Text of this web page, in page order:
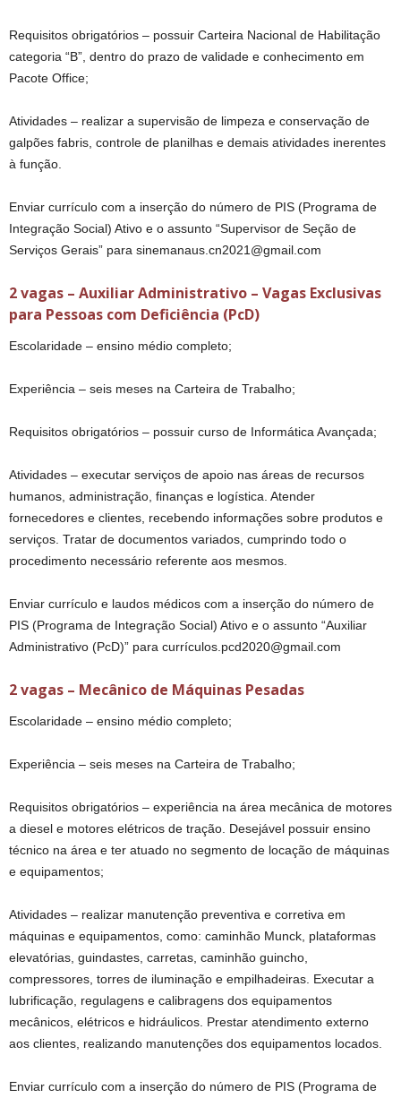
Requisitos obrigatórios – possuir Carteira Nacional de Habilitação
categoria “B”, dentro do prazo de validade e conhecimento em
Pacote Office;
Atividades – realizar a supervisão de limpeza e conservação de
galpões fabris, controle de planilhas e demais atividades inerentes
à função.
Enviar currículo com a inserção do número de PIS (Programa de
Integração Social) Ativo e o assunto “Supervisor de Seção de
Serviços Gerais” para sinemanaus.cn2021@gmail.com
2 vagas – Auxiliar Administrativo – Vagas Exclusivas
para Pessoas com Deficiência (PcD)
Escolaridade – ensino médio completo;
Experiência – seis meses na Carteira de Trabalho;
Requisitos obrigatórios – possuir curso de Informática Avançada;
Atividades – executar serviços de apoio nas áreas de recursos
humanos, administração, finanças e logística. Atender
fornecedores e clientes, recebendo informações sobre produtos e
serviços. Tratar de documentos variados, cumprindo todo o
procedimento necessário referente aos mesmos.
Enviar currículo e laudos médicos com a inserção do número de
PIS (Programa de Integração Social) Ativo e o assunto “Auxiliar
Administrativo (PcD)” para currículos.pcd2020@gmail.com
2 vagas – Mecânico de Máquinas Pesadas
Escolaridade – ensino médio completo;
Experiência – seis meses na Carteira de Trabalho;
Requisitos obrigatórios – experiência na área mecânica de motores
a diesel e motores elétricos de tração. Desejável possuir ensino
técnico na área e ter atuado no segmento de locação de máquinas
e equipamentos;
Atividades – realizar manutenção preventiva e corretiva em
máquinas e equipamentos, como: caminhão Munck, plataformas
elevatórias, guindastes, carretas, caminhão guincho,
compressores, torres de iluminação e empilhadeiras. Executar a
lubrificação, regulagens e calibragens dos equipamentos
mecânicos, elétricos e hidráulicos. Prestar atendimento externo
aos clientes, realizando manutenções dos equipamentos locados.
Enviar currículo com a inserção do número de PIS (Programa de